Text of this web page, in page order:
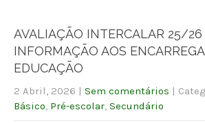
AVALIAÇÃO INTERCALAR 25/26
INFORMAÇÃO AOS
EDUCAÇÃO
2 Abril, 2026 | Sem comentários |
Básico Pré-escolar Secundário